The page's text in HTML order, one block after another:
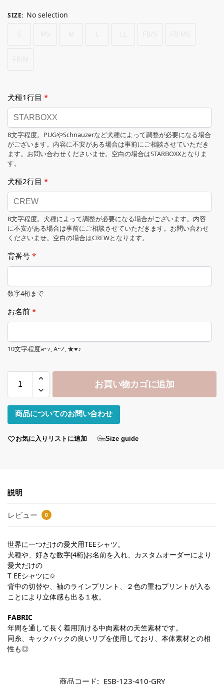
SIZE: No selection
犬種1行目 *
8文字程度。PUGやSchnauzerなど犬種によって調整が必要になる場合
がございます。内容に不安がある場合は事前にご相談させていただき
ます。お問い合わせくださいませ。空白の場合はSTARBOXXとなりま
す。
犬種2行目 *
8文字程度。犬種によって調整が必要になる場合がございます。内容
に不安がある場合は事前にご相談させていただきます。お問い合わせ
くださいませ。空白の場合はCREWとなります。
背番号 *
数字4桁まで
お名前 *
10文字程度a~z, A~Z, ★♥♪
お買い物カゴに追加
商品についてのお問い合わせ
お気に入りリストに追加 Size guide
説明
レビュー 0
世界に一つだけの愛犬用TEEシャツ。
犬種や、好きな数字(4桁)お名前を入れ、カスタムオーダーにより
愛犬だけの
T EEシャツに✩
背中の切替や、袖のラインプリント、２色の重ねプリントが入る
ことにより立体感も出る１枚。
FABRIC
年間を通して長く着用頂ける中肉素材の天竺素材です。
同糸、キックバックの良いリブを使用しており、本体素材との相
性も◎
商品コード: ESB-123-410-GRY